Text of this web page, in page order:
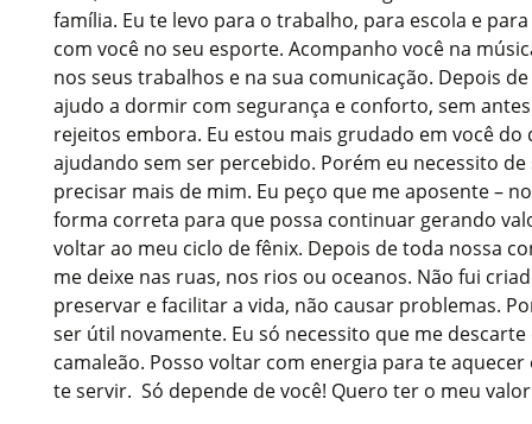
família. Eu te levo para o trabalho, para escola e
com você no seu esporte. Acompanho você na
nos seus trabalhos e na sua comunicação. Depois
ajudo a dormir com segurança e conforto, sem
rejeitos embora. Eu estou mais grudado em você do
ajudando sem ser percebido. Porém eu necessito
precisar mais de mim. Eu peço que me aposente –
forma correta para que possa continuar gerando
voltar ao meu ciclo de fênix. Depois de toda nossa
me deixe nas ruas, nos rios ou oceanos. Não fui
preservar e facilitar a vida, não causar problemas.
ser útil novamente. Eu só necessito que me
camaleão. Posso voltar com energia para te
te servir. Só depende de você! Quero ter o meu